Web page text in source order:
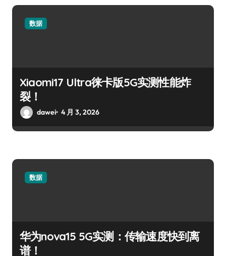
数据
Xiaomi17 Ultra徕卡版5G实测性能炸
裂！
dawei 4 月 3, 2026
数据
华为nova15 5G实测：传输速度快到离
谱！